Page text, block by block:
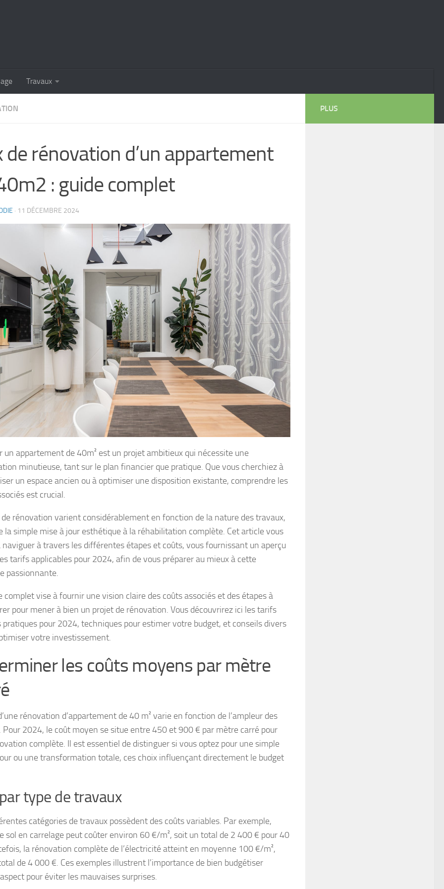
Travaux
de rénovation d’un appartement
: guide complet
· 11 DÉCEMBRE 2024
un appartement de 40m² est un projet ambitieux qui nécessite une
minutieuse, tant sur le plan financier que pratique. Que vous cherchiez à
un espace ancien ou à optimiser une disposition existante, comprendre les
est crucial.
de rénovation varient considérablement en fonction de la nature des travaux,
la simple mise à jour esthétique à la réhabilitation complète. Cet article vous
naviguer à travers les différentes étapes et coûts, vous fournissant un aperçu
tarifs applicables pour 2024, afin de vous préparer au mieux à cette
passionnante.
complet vise à fournir une vision claire des coûts associés et des étapes à
pour mener à bien un projet de rénovation. Vous découvrirez ici les tarifs
pratiques pour 2024, techniques pour estimer votre budget, et conseils divers
votre investissement.
les coûts moyens par mètre
rénovation d’appartement de 40 m² varie en fonction de l’ampleur des
Pour 2024, le coût moyen se situe entre 450 et 900 € par mètre carré pour
complète. Il est essentiel de distinguer si vous optez pour une simple
ou une transformation totale, ces choix influençant directement le budget
type de travaux
catégories de travaux possèdent des coûts variables. Par exemple,
sol en carrelage peut coûter environ 60 €/m², soit un total de 2 400 € pour 40
la rénovation complète de l’électricité atteint en moyenne 100 €/m²,
de 4 000 €. Ces exemples illustrent l’importance de bien budgétiser
pour éviter les mauvaises surprises.
PLUS